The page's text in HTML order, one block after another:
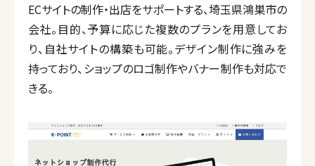
ECサイトの制作・出店をサポートする、埼玉県鴻巣市の
会社。目的、予算に応じた複数のプランを用意してお
り、自社サイトの構築も可能。デザイン制作に強みを
持っており、ショップのロゴ制作やバナー制作も対応で
きる。